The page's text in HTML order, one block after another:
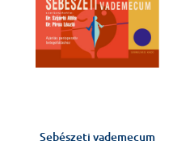
Sebészeti vademecum